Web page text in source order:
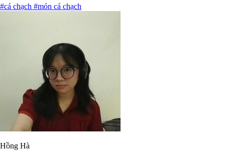
#cá chạch #món cá chạch
Hồng Hà